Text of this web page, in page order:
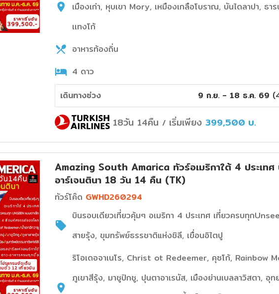
เมืองเก่า, หุบเขา Mory, เหมืองเกลือโบราณ, บันไดลาปา, ธาร
เเทงโก้
อาหารท้องถิ่น
4 ดาว
เดินทางช่วง
9 ก.ย. - 18 ธ.ค. 69 (
18วัน 14คืน / เริ่มเพียง399,500 บ.
Amazing South Amarica ทัวร์อเมริกาใต้ 4 ประเทศ
อาร์เจนตินา 18 วัน 14 คืน (TK)
ทัวร์โค๊ด GWHD260294
บินรอบเดียวเที่ยวคุ้มๆ อเมริกา 4 ประเทศ เที่ยวครบทุก
สายรุ้ง, ขุมทรัพย์ธรรชาติแห่งชิลี, เขื่อนอิไตปู
ริโอเดอจาเนโร, Christ ot Redeemer, คุซโก้, Rainbow
ภูเขาสีรุ้ง, มาชูปิกชู, ปุนตาอาเรนัส, เมืองย่านเบลลาวิสตา, อุท